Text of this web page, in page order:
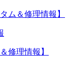
ム＆修理情報】
修理情報】